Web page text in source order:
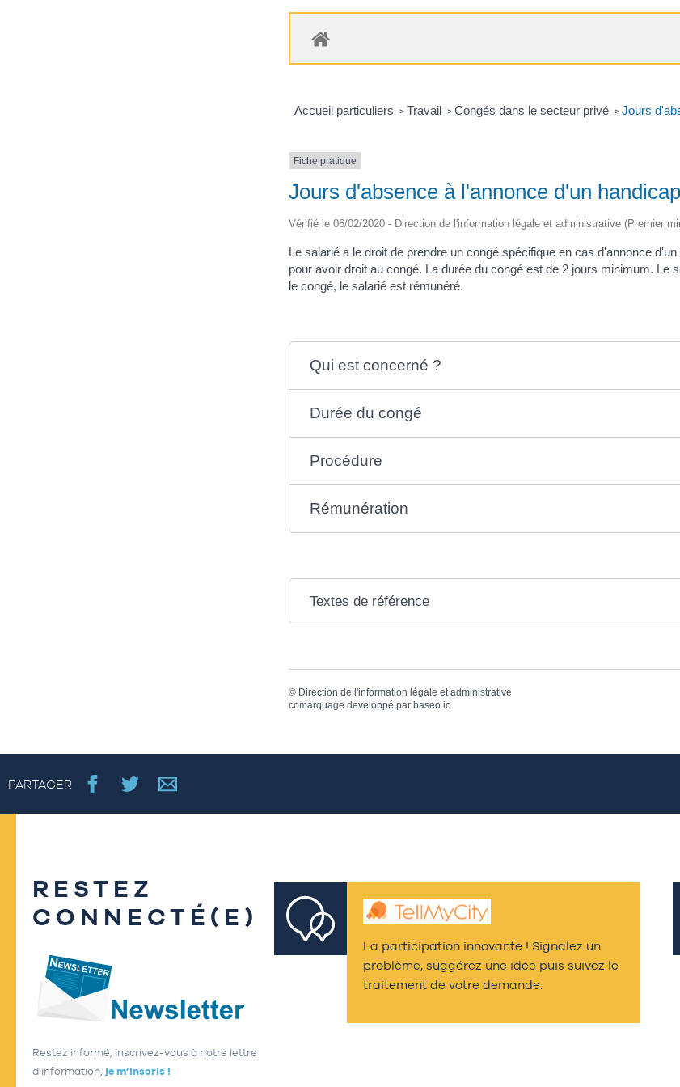
Accueil particuliers > Travail > Congés dans le secteur privé > Jours
Fiche pratique
Jours d'absence à l'annonce d'un
Vérifié le 06/02/2020 - Direction de l'information légale et administrative (Premier
Le salarié a le droit de prendre un congé spécifique en cas d'annonce
pour avoir droit au congé. La durée du congé est de 2 jours minimum.
le congé, le salarié est rémunéré.
Qui est concerné ?
Durée du congé
Procédure
Rémunération
Textes de référence
© Direction de l'information légale et administrative
comarquage developpé par baseo.io
PARTAGER
RESTEZ
CONNECTÉ(E)
Restez informé, inscrivez-vous à notre lettre
d’information, je m’inscris !
La participation innovante ! Signalez un
problème, suggérez une idée puis suivez le
traitement de votre demande.